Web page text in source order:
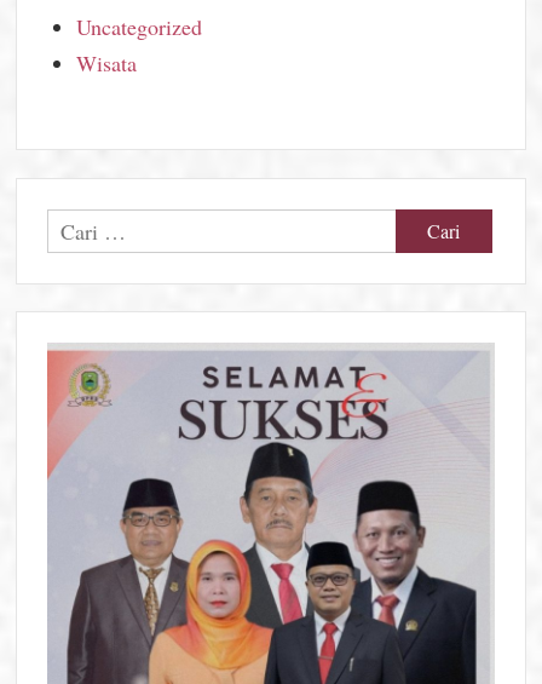
Uncategorized
Wisata
Cari
untuk: